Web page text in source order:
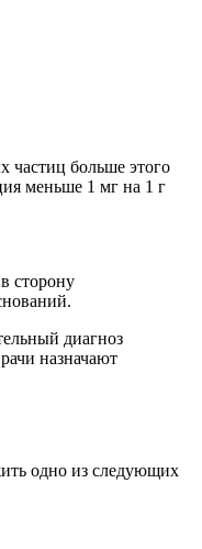
частиц больше этого
меньше 1 мг на 1 г
сторону
диагноз
назначают
одно из следующих